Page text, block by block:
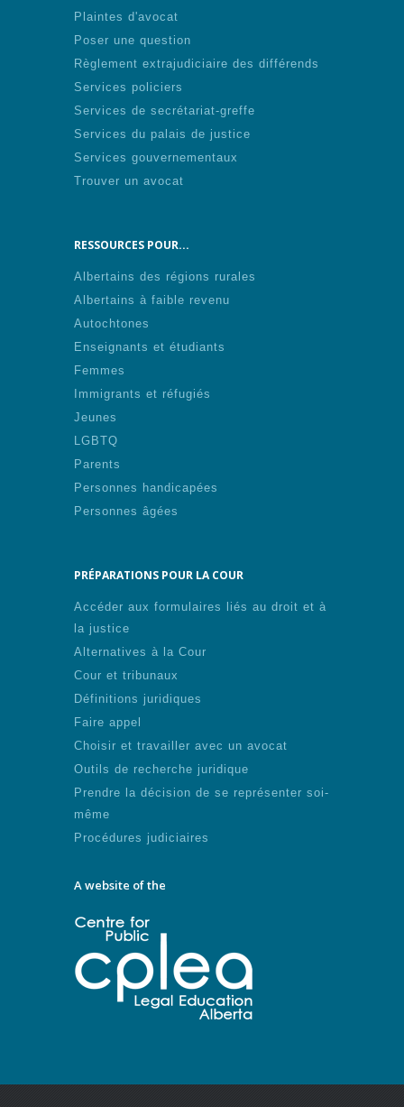
Plaintes d'avocat
Poser une question
Règlement extrajudiciaire des différends
Services policiers
Services de secrétariat-greffe
Services du palais de justice
Services gouvernementaux
Trouver un avocat
RESSOURCES POUR...
Albertains des régions rurales
Albertains à faible revenu
Autochtones
Enseignants et étudiants
Femmes
Immigrants et réfugiés
Jeunes
LGBTQ
Parents
Personnes handicapées
Personnes âgées
PRÉPARATIONS POUR LA COUR
Accéder aux formulaires liés au droit et à
la justice
Alternatives à la Cour
Cour et tribunaux
Définitions juridiques
Faire appel
Choisir et travailler avec un avocat
Outils de recherche juridique
Prendre la décision de se représenter soi-
même
Procédures judiciaires
A website of the